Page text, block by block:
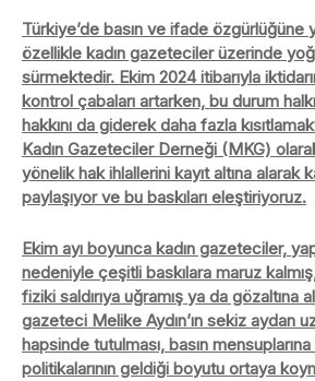
Türkiye’de basın ve ifade özgürlüğüne
özellikle kadın gazeteciler üzerinde
sürmektedir. Ekim 2024 itibarıyla
kontrol çabaları artarken, bu durum
hakkını da giderek daha fazla
Kadın Gazeteciler Derneği (MKG)
yönelik hak ihlallerini kayıt altına alarak
paylaşıyor ve bu baskıları eleştiriyoruz.
Ekim ayı boyunca kadın gazeteciler,
nedeniyle çeşitli baskılara maruz
fiziki saldırıya uğramış ya da gözaltına
gazeteci Melike Aydın’ın sekiz aydan
hapsinde tutulması, basın mensuplarına
politikalarının geldiği boyutu ortaya